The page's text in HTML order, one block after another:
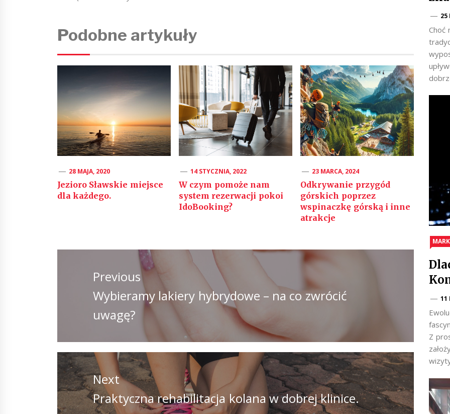
Podobne artykuły
28 MAJA, 2020
Jezioro Sławskie miejsce
dla każdego.
14 STYCZNIA, 2022
W czym pomoże nam
system rezerwacji pokoi
IdoBooking?
23 MARCA, 2024
Odkrywanie przygód
górskich poprzez
wspinaczkę górską i inne
atrakcje
Nawigacja
wpisuPrevious
Previous
post:
Wybieramy lakiery hybrydowe – na co zwrócić
uwagę?
Next
Next
Praktyczna rehabilitacja kolana w dobrej klinice.
25
Choć
11
Z